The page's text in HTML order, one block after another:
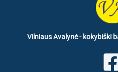
Vilniaus Avalynė - kokybiški